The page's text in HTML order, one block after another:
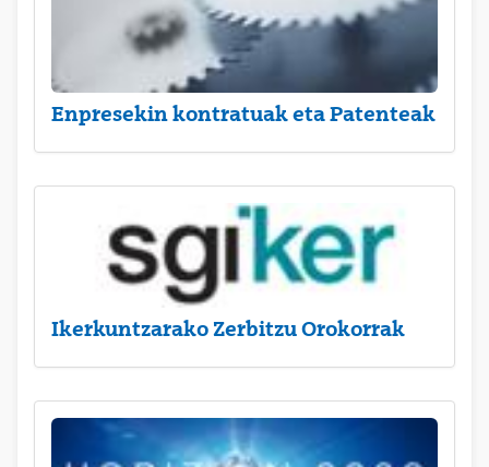
Enpresekin kontratuak eta Patenteak
Ikerkuntzarako Zerbitzu Orokorrak